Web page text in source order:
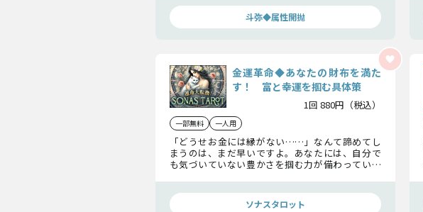
斗弥◆属性開抛
金運革命◆あなたの財布を満た
す！ 富と幸運を掴む具体策
1回 880円（税込）
一部無料 一人用
「どうせお金には縁がない……」なんて諦めてし
まうのは、まだ早いですよ。あなたには、自分で
も気づいていない豊かさを掴む力が備わっている
体策を詳しくお伝えしますね。
ソナスタロット